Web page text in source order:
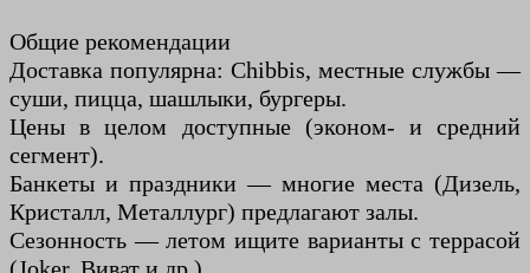
Общие рекомендации
Доставка популярна: Chibbis, местные службы —
суши, пицца, шашлыки, бургеры.
Цены в целом доступные (эконом- и средний
сегмент).
Банкеты и праздники — многие места (Дизель,
Кристалл, Металлург) предлагают залы.
Сезонность — летом ищите варианты с террасой